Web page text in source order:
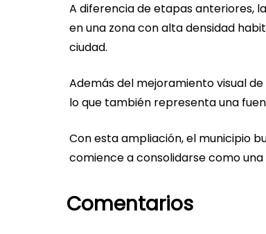
A diferencia de etapas anteriores,
en una zona con alta densidad
ciudad.
Además del mejoramiento visual
lo que también representa una
Con esta ampliación, el municipio
comience a consolidarse como
Comentarios